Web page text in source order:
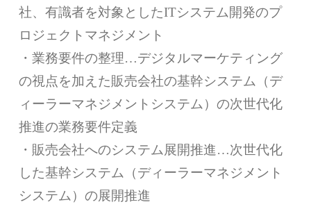
社、有識者を対象としたITシステム開発のプ
ロジェクトマネジメント
・業務要件の整理…デジタルマーケティング
の視点を加えた販売会社の基幹システム（デ
ィーラーマネジメントシステム）の次世代化
推進の業務要件定義
・販売会社へのシステム展開推進…次世代化
した基幹システム（ディーラーマネジメント
システム）の展開推進